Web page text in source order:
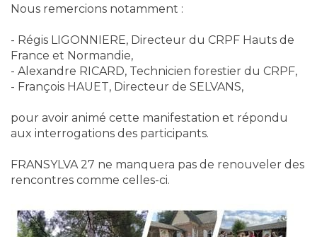
Nous remercions notamment :
- Régis LIGONNIERE, Directeur du CRPF Hauts de
France et Normandie,
- Alexandre RICARD, Technicien forestier du CRPF,
- François HAUET, Directeur de SELVANS,
pour avoir animé cette manifestation et répondu
aux interrogations des participants.
FRANSYLVA 27 ne manquera pas de renouveler des
rencontres comme celles-ci.